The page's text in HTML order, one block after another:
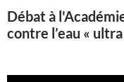
Débat à
contre l’eau «